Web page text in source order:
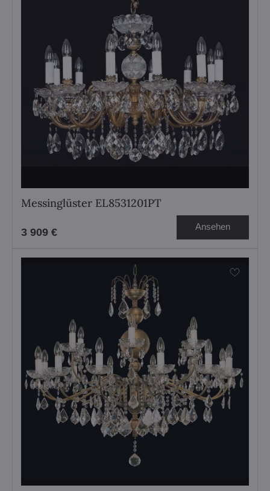
Messinglüster EL8531201PT
3 909 € Ansehen